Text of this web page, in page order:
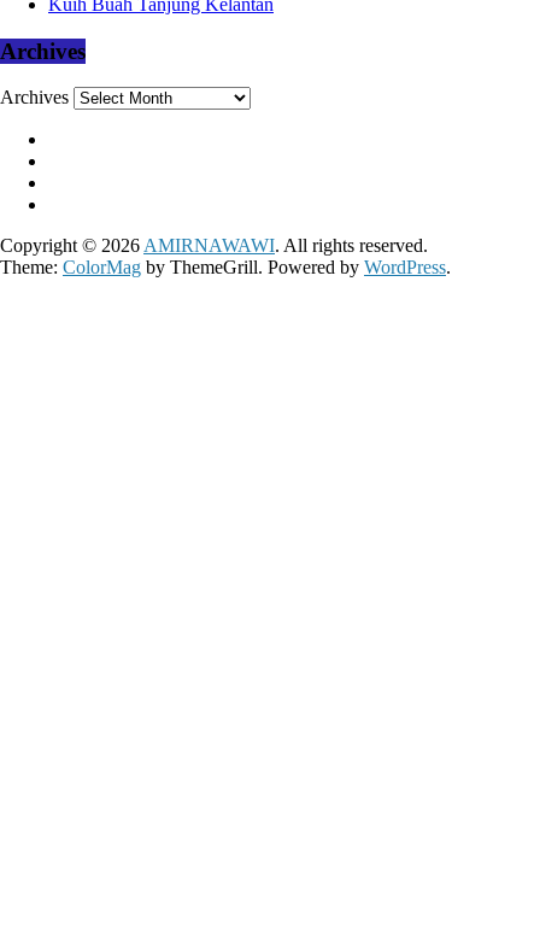
Archives
Archives
Copyright © 2026 AMIRNAWAWI. All rights reserved.
Theme: ColorMag by ThemeGrill. Powered by WordPress.